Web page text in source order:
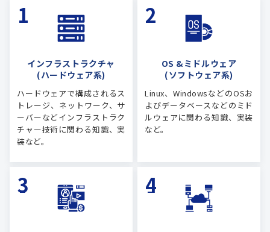
インフラストラクチャ
(ハードウェア系)
ハードウェアで構成されるス
トレージ、ネットワーク、サ
ーバーなどインフラストラク
チャー技術に関わる知識、実
装など。
OS &ミドルウェア
(ソフトウェア系)
Linux、WindowsなどのOSお
よびデータベースなどのミド
ルウェアに関わる知識、実装
など。